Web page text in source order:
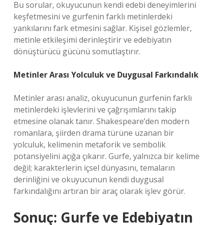
Bu sorular, okuyucunun kendi edebi deneyimlerini
keşfetmesini ve gurfenin farklı metinlerdeki
yankılarını fark etmesini sağlar. Kişisel gözlemler,
metinle etkileşimi derinleştirir ve edebiyatın
dönüştürücü gücünü somutlaştırır.
Metinler Arası Yolculuk ve Duygusal Farkındalık
Metinler arası analiz, okuyucunun gurfenin farklı
metinlerdeki işlevlerini ve çağrışımlarını takip
etmesine olanak tanır. Shakespeare’den modern
romanlara, şiirden drama türüne uzanan bir
yolculuk, kelimenin metaforik ve sembolik
potansiyelini açığa çıkarır. Gurfe, yalnızca bir kelime
değil; karakterlerin içsel dünyasını, temaların
derinliğini ve okuyucunun kendi duygusal
farkındalığını artıran bir araç olarak işlev görür.
Sonuç: Gurfe ve Edebiyatın